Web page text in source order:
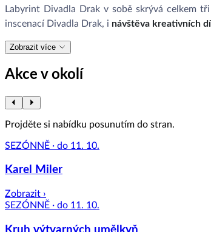
Labyrint Divadla Drak v sobě skrývá celkem
inscenací Divadla Drak, i návštěva kreativních
Zobrazit více
Akce v okolí
Projděte si nabídku posunutím do stran.
SEZÓNNĚ · do 11. 10.
Karel Miler
Zobrazit ›
SEZÓNNĚ · do 11. 10.